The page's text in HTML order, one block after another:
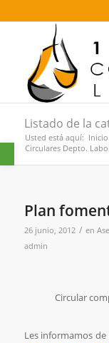
Abrir barra de
Listado de la
Usted está aquí: Inicio
Circulares Depto.
Plan
26 junio, 2012 / en
admin
Circular
Les informamos